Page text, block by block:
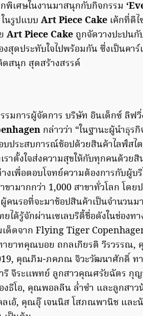
พิเศษในงานมาสนุกกับกิจกรรม
ในรูปแบบ Art Piece Cake เค้กที่ดี
Art Piece Cake ถูกจัดวางปะปน
สุดประทับใจไปพร้อมกัน ซึ่งเป็นคา
สนุก สุดสร้างสรรค์
รมการผู้จัดการ บริษัท อินเด็กซ์ ลิฟ
กล่าวว่า “ในฐานะผู้นำธุร
ประสบการณ์ช้อปด้วยสินค้าไลฟ์สไ
าตั้งใจส่งความสุขให้กับทุกคนด้วยสิ
งเพื่อตอบโจทย์ความต้องการกับผู้
ามากกว่า 1,000 สาขาทั่วโลก โดย
นรอที่จะมาช้อปสินค้าเป็นจำนวนม
ได้รู้จักผ่านเซเลบริตี้ชื่อดังในช่องท
ด็ดจาก Flying Tiger
ายาทคุณบอย ถกลเกียรติ วีรวรรณ
คุณภีม-ภคภณ จิวะวัฒนาศักดิ์ ท
จีระเเพทย์ ลูกสาวคุณศรัยฉัตร กุ
ธีโอ, คุณพอลลีน ล่ำซำ และลูกสาว
ลเอ้, คุณอุ๊ เจนนิส โสภณพานิช แล